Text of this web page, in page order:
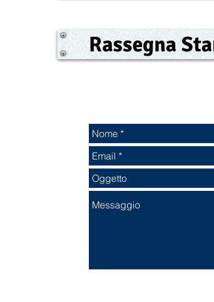
Rassegna